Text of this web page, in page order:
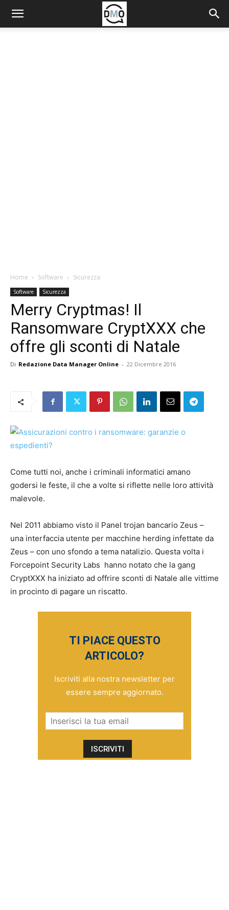
Home Software Sicurezza
Software Sicurezza
Merry Cryptmas! Il
Ransomware CryptXXX che
offre gli sconti di Natale
Di Redazione Data Manager Online - 22 Dicembre 2016
Come tutti noi, anche i criminali informatici amano
godersi le feste, il che a volte si riflette nelle loro attività
malevole.
Nel 2011 abbiamo visto il Panel trojan bancario Zeus –
una interfaccia utente per macchine herding infettate da
Zeus – con uno sfondo a tema natalizio. Questa volta i
Forcepoint Security Labs hanno notato che la gang
CryptXXX ha iniziato ad offrire sconti di Natale alle vittime
in procinto di pagare un riscatto.
TI PIACE QUESTO
ARTICOLO?
Iscriviti alla nostra newsletter per
essere sempre aggiornato.